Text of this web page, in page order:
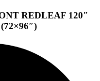
REDLEAF 120″